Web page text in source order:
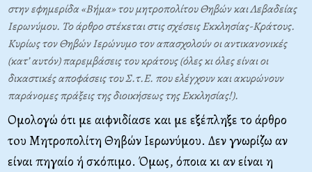
στην εφημερίδα «Βήμα» του μητροπολίτου Θηβών και Λεβαδείας
Ιερωνύμου. Το άρθρο στέκεται στις σχέσεις Εκκλησίας-Κράτους.
Κυρίως τον Θηβών Ιερώνυμο τον απασχολούν οι αντικανονικές
(κατ’ αυτόν) παρεμβάσεις του κράτους (όλες κι όλες είναι οι
δικαστικές αποφάσεις του Σ.τ.Ε. που ελέγχουν και ακυρώνουν
παράνομες πράξεις της διοικήσεως της Εκκλησίας!).
Ομολογώ ότι με αιφνιδίασε και με εξέπληξε το άρθρο
τoυ Μητροπολίτη Θηβών Ιερωνύμου. Δεν γνωρίζω αν
είναι πηγαίο ή σκόπιμο. Όμως, όποια κι αν είναι η